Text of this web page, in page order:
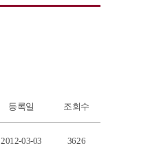
등록일 조회수
2012-03-03 3626